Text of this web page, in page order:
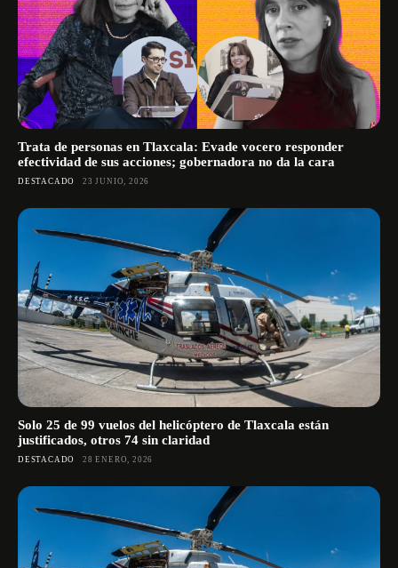
Trata de personas en Tlaxcala: Evade vocero responder
efectividad de sus acciones; gobernadora no da la cara
DESTACADO 23 JUNIO, 2026
Solo 25 de 99 vuelos del helicóptero de Tlaxcala están
justificados, otros 74 sin claridad
DESTACADO 28 ENERO, 2026